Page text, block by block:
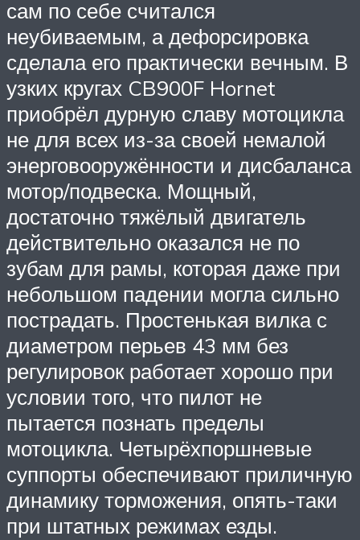
сам по себе считался
неубиваемым, а дефорсировка
сделала его практически вечным. В
узких кругах CB900F Hornet
приобрёл дурную славу мотоцикла
не для всех из-за своей немалой
энерговооружённости и дисбаланса
мотор/подвеска. Мощный,
достаточно тяжёлый двигатель
действительно оказался не по
зубам для рамы, которая даже при
небольшом падении могла сильно
пострадать. Простенькая вилка с
диаметром перьев 43 мм без
регулировок работает хорошо при
условии того, что пилот не
пытается познать пределы
мотоцикла. Четырёхпоршневые
суппорты обеспечивают приличную
динамику торможения, опять-таки
при штатных режимах езды.